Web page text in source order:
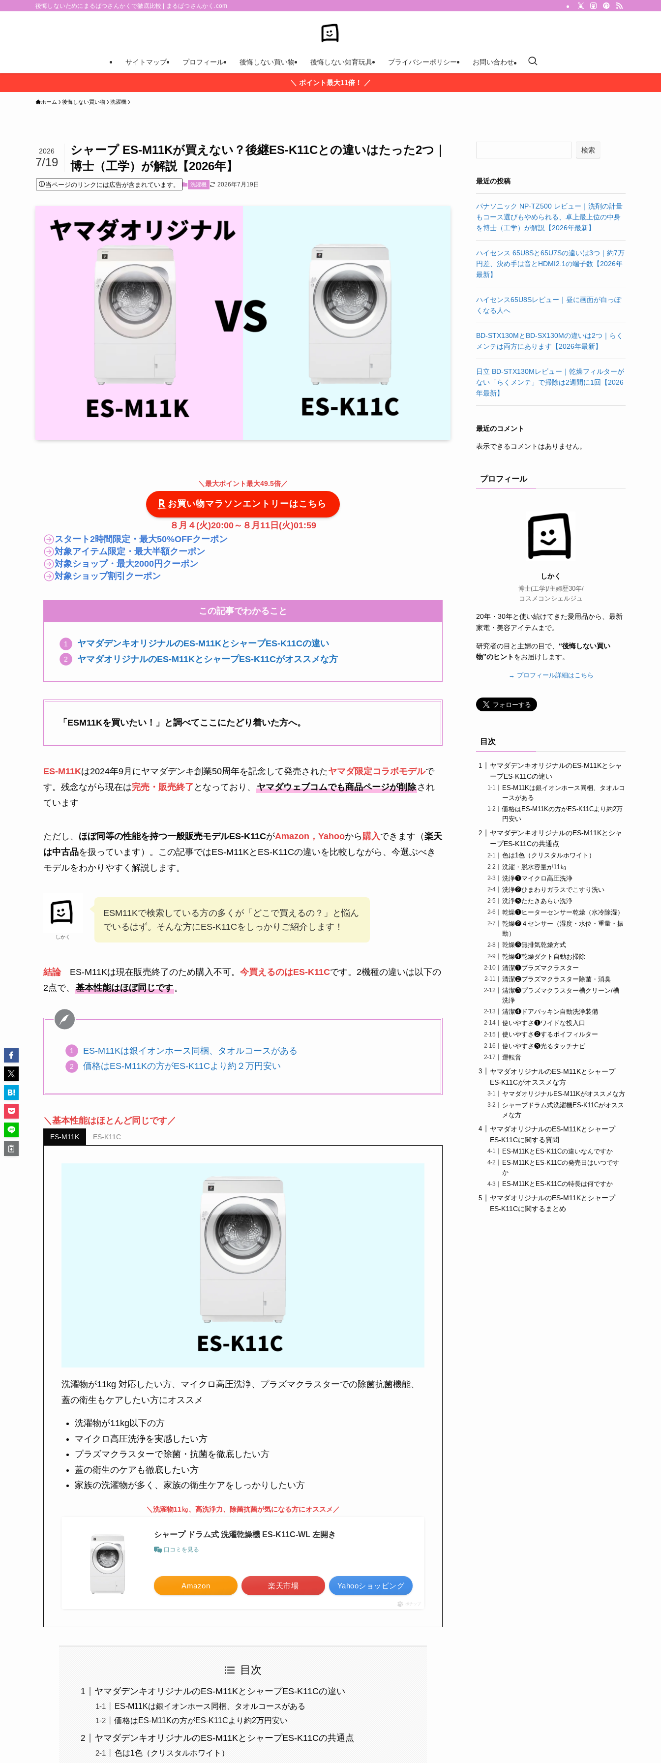
後悔しないためにまるばつさんかくで徹底比較 | まるばつさんかく.com
サイトマップ プロフィール 後悔しない買い物 後悔しない知育玩具 プライバシーポリシー お問い合わせ
＼ ポイント最大11倍！ ／
ホーム 後悔しない買い物 洗濯機
シャープ ES-M11Kが買えない？後継ES-K11Cとの違いはたった2つ｜
博士（工学）が解説【2026年】
2026
7/19
当ページのリンクには広告が含まれています。 洗濯機 2026年7月19日
＼ 最大ポイント最大49.5倍 ／
お買い物マラソンエントリーはこちら
８月４(火)20:00～８月11日(火)01:59
スタート2時間限定・最大50%OFFクーポン
対象アイテム限定・最大半額クーポン
対象ショップ・最大2000円クーポン
対象ショップ割引クーポン
この記事でわかること
ヤマダデンキオリジナルのES-M11KとシャープES-K11Cの違い
ヤマダオリジナルのES-M11KとシャープES-K11Cがオススメな方
「ESM11Kを買いたい！」と調べてここにたどり着いた方へ。
ES-M11Kは2024年9月にヤマダデンキ創業50周年を記念して発売されたヤマダ限定コラボモデルで
す。残念ながら現在は完売・販売終了 となっており、 ヤマダウェブコムでも商品ページが削除 され
ています
ただし、 ほぼ同等の性能を持つ一般販売モデルES-K11CがAmazon，Yahooから購入できます（楽天
は中古品を扱っています）。この記事ではES-M11KとES-K11Cの違いを比較しながら、今選ぶべき
モデルをわかりやすく解説します。
しかく
ESM11Kで検索している方の多くが「どこで買えるの？」と悩ん
でいるはず。そんな方にES-K11Cをしっかりご紹介します！
結論ES-M11Kは現在販売終了のため購入不可。 今買えるのはES-K11Cです。2機種の違いは以下の
2点で、 基本性能はほぼ同じです。
ES-M11Kは銀イオンホース同梱、タオルコースがある
価格はES-M11Kの方がES-K11Cより約２万円安い
＼基本性能はほとんど同じです／
ES-M11K ES-K11C
洗濯物が11kg 対応したい方、マイクロ高圧洗浄、プラズマクラスターでの除菌抗菌機能、
蓋の衛生もケアしたい方にオススメ
洗濯物が11kg以下の方
マイクロ高圧洗浄を実感したい方
プラズマクラスターで除菌・抗菌を徹底したい方
蓋の衛生のケアも徹底したい方
家族の洗濯物が多く、家族の衛生ケアをしっかりしたい方
＼洗濯物11㎏、高洗浄力、除菌抗菌が気になる方にオススメ／
シャープ ドラム式 洗濯乾燥機 ES-K11C-WL 左開き
口コミを見る
Amazon 楽天市場 Yahooショッピング
ポチップ
目次
ヤマダデンキオリジナルのES-M11KとシャープES-K11Cの違い
ES-M11Kは銀イオンホース同梱、タオルコースがある
価格はES-M11Kの方がES-K11Cより約2万円安い
ヤマダデンキオリジナルのES-M11KとシャープES-K11Cの共通点
色は1色（クリスタルホワイト）
検索
最近の投稿
パナソニック NP-TZ500 レビュー｜洗剤の計量
もコース選びもやめられる、卓上最上位の中身
を博士（工学）が解説【2026年最新】
ハイセンス 65U8Sと65U7Sの違いは3つ｜約7万
円差、決め手は音とHDMI2.1の端子数【2026年
最新】
ハイセンス65U8Sレビュー｜昼に画面が白っぽ
くなる人へ
BD-STX130MとBD-SX130Mの違いは2つ｜らく
メンテは両方にあります【2026年最新】
日立 BD-STX130Mレビュー｜乾燥フィルターが
ない「らくメンテ」で掃除は2週間に1回【2026
年最新】
最近のコメント
表示できるコメントはありません。
プロフィール
しかく
博士(工学)/主婦歴30年/
コスメコンシェルジュ
20年・30年と使い続けてきた愛用品から、最新
家電・美容アイテムまで。
研究者の目と主婦の目で、 “後悔しない買い
物”のヒントをお届けします。
→ プロフィール詳細はこちら
目次
ヤマダデンキオリジナルのES-M11Kとシャ
ープES-K11Cの違い
ES-M11Kは銀イオンホース同梱、タオルコ
ースがある
価格はES-M11Kの方がES-K11Cより約2万
円安い
ヤマダデンキオリジナルのES-M11Kとシャ
ープES-K11Cの共通点
色は1色（クリスタルホワイト）
洗濯・脱水容量が11㎏
洗浄❶マイクロ高圧洗浄
洗浄❷ひまわりガラスでこすり洗い
洗浄❸たたきあらい洗浄
乾燥❶ヒーターセンサー乾燥（水冷除湿）
乾燥❷４センサー（湿度・水位・重量・振
動）
乾燥❸無排気乾燥方式
乾燥❹乾燥ダクト自動お掃除
清潔❶プラズマクラスター
清潔❷プラズマクラスター除菌・消臭
清潔❸プラズマクラスター槽クリーン/槽
洗浄
清潔❹ドアパッキン自動洗浄装備
使いやすさ❶ワイドな投入口
使いやすさ❷するポイフィルター
使いやすさ❸光るタッチナビ
運転音
ヤマダオリジナルのES-M11Kとシャープ
ES-K11Cがオススメな方
ヤマダオリジナルES-M11Kがオススメな方
シャープドラム式洗濯機ES-K11Cがオスス
メな方
ヤマダオリジナルのES-M11Kとシャープ
ES-K11Cに関する質問
ES-M11KとES-K11Cの違いなんですか
ES-M11KとES-K11Cの発売日はいつです
か
ES-M11KとES-K11Cの特長は何ですか
ヤマダオリジナルのES-M11Kとシャープ
ES-K11Cに関するまとめ